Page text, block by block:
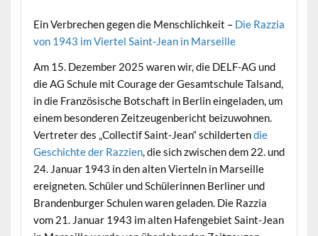
Ein Verbrechen gegen die Menschlichkeit – Die Razzia
von 1943 im Viertel Saint-Jean in Marseille
Am 15. Dezember 2025 waren wir, die DELF-AG und
die AG Schule mit Courage der Gesamtschule Talsand,
in die Französische Botschaft in Berlin eingeladen, um
einem besonderen Zeitzeugenbericht beizuwohnen.
Vertreter des „Collectif Saint-Jean“ schildertendie
Geschichte der Razzien, die sich zwischen dem 22. und
24. Januar 1943 in den alten Vierteln in Marseille
ereigneten. Schüler und Schülerinnen Berliner und
Brandenburger Schulen waren geladen. Die Razzia
vom 21. Januar 1943 im alten Hafengebiet Saint-Jean